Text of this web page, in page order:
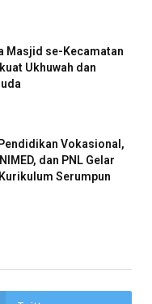
Masjid se-Kecamatan
Ukhuwah dan
Vokasional,
dan PNL Gelar
Serumpun